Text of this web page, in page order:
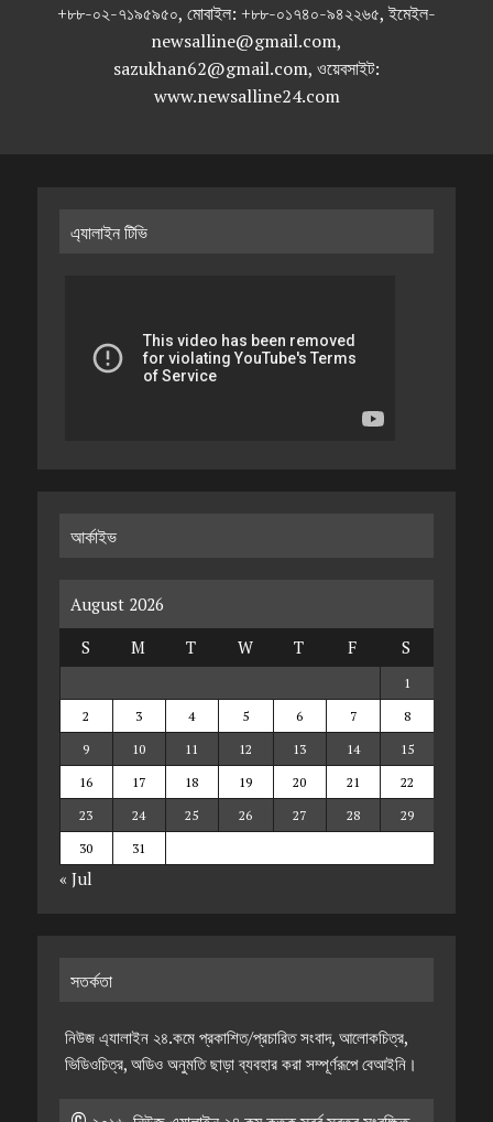
+৮৮-০২-৭১৯৫৯৫০, মোবাইল: +৮৮-০১৭৪০-৯৪২২৬৫, ইমেইল-
newsalline@gmail.com,
sazukhan62@gmail.com, ওয়েবসাইট:
www.newsalline24.com
এ্যালাইন টিভি
আর্কাইভ
August 2026
S
M T W T F S
1
2
3 4 5 6 7
8
9
10 11 12 13 14
15
16
17 18 19 20 21
22
23
24 25 26 27 28
29
30
31
« Jul
সতর্কতা
নিউজ এ্যালাইন ২৪.কমে প্রকাশিত/প্রচারিত সংবাদ, আলোকচিত্র,
ভিডিওচিত্র, অডিও অনুমতি ছাড়া ব্যবহার করা সম্পূর্ণরূপে বেআইনি।